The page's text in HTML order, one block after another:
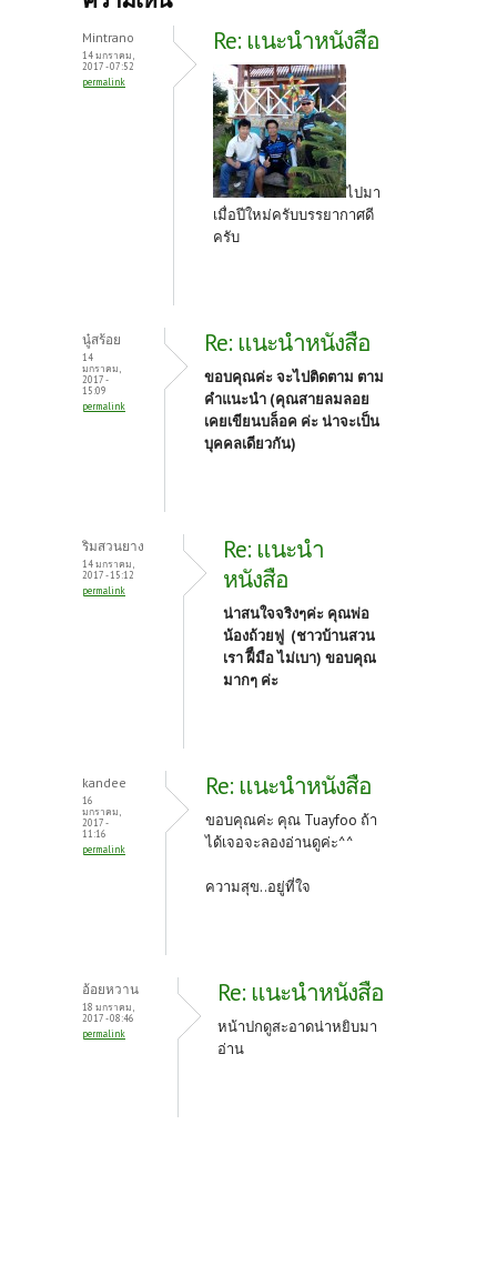
o
o
k
er es
t
Mintrano
14 มกราคม,
2017 - 07:52
permalink
Re: แนะนำหนังสือ
ไปมา
เมื่อปีใหม่ครับบรรยากาศดี
ครับ
นู๋สร้อย
14
มกราคม,
2017 -
15:09
permalink
Re: แนะนำหนังสือ
ขอบคุณค่ะ จะไปติดตาม ตาม
คำแนะนำ (คุณสายลมลอย
เคยเขียนบล็อค ค่ะ น่าจะเป็น
บุคคลเดียวกัน)
ริมสวนยาง
14 มกราคม,
2017 - 15:12
permalink
Re: แนะนำ
หนังสือ
น่าสนใจจริงๆค่ะ คุณพ่อ
น้องถ้วยฟู (ชาวบ้านสวน
เรา ฝีืมือ ไม่เบา) ขอบคุณ
มากๆ ค่ะ
kandee
16
มกราคม,
2017 -
11:16
permalink
Re: แนะนำหนังสือ
ขอบคุณค่ะ คุณ Tuayfoo ถ้า
ได้เจอจะลองอ่านดูค่ะ^^
ความสุข..อยู่ที่ใจ
อ้อยหวาน
18 มกราคม,
2017 - 08:46
permalink
Re: แนะนำหนังสือ
หน้าปกดูสะอาดน่าหยิบมา
อ่าน